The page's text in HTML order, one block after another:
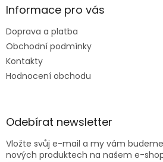
Informace pro vás
Doprava a platba
Obchodní podmínky
Kontakty
Hodnocení obchodu
Odebírat newsletter
Vložte svůj e-mail a my vám
nových produktech na našem e-